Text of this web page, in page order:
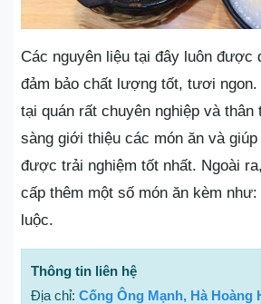
Các nguyên liệu tại đây luôn được
đảm bảo chất lượng tốt, tươi
tại quán rất chuyên nghiệp và thân
sàng giới thiệu các món ăn và
được trải nghiệm tốt nhất. Ngoài
cấp thêm một số món ăn kèm như:
luộc.
Thông tin liên hệ
Địa chỉ: Cống Ông Mạnh, Hà Hoàng